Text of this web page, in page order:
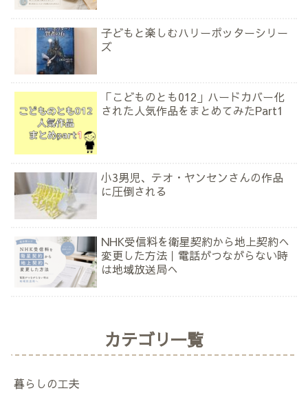
子どもと楽しむハリーポッターシリー
ズ
「こどものとも012」ハードカバー化
された人気作品をまとめてみたPart1
小3男児、テオ・ヤンセンさんの作品
に圧倒される
NHK受信料を衛星契約から地上契約へ
変更した方法｜電話がつながらない時
は地域放送局へ
カテゴリ一覧
暮らしの工夫